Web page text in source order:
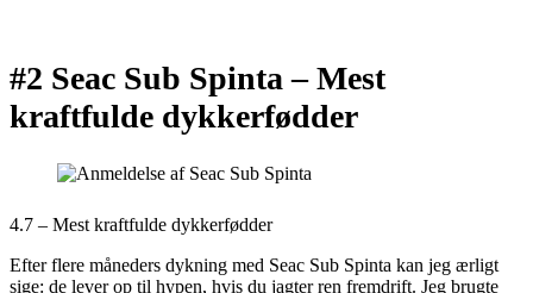
#2 Seac Sub Spinta –Mest
kraftfulde dykkerfødder
4.7 – Mest kraftfulde dykkerfødder
Efter flere måneders dykning med Seac Sub Spinta kan jeg ærligt
sige: de lever op til hypen, hvis du jagter ren fremdrift. Jeg brugte